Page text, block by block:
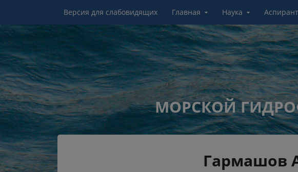
Версия для слабовидящих Главная Наука
МОРСКОЙ
Гармашов